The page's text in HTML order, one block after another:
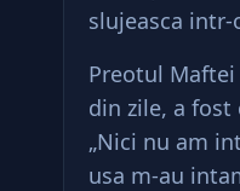
slujeasca intr-
Preotul
din zile, a fost
„Nici nu am
usa m-au